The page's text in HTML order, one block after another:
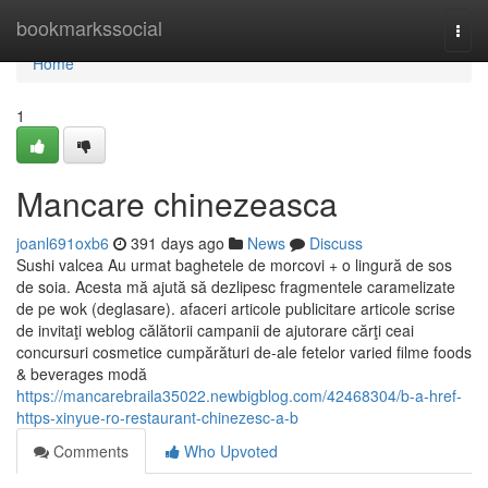
bookmarkssocial
Home
Home
1
Mancare chinezeasca
joanl691oxb6 391 days ago News
Discuss
Sushi valcea Au urmat baghetele de morcovi + o lingură de sos
de soia. Acesta mă ajută să dezlipesc fragmentele caramelizate
de pe wok (deglasare). afaceri articole publicitare articole scrise
de invitaţi weblog călătorii campanii de ajutorare cărţi ceai
concursuri cosmetice cumpărături de-ale fetelor varied filme foods
& beverages modă
https://mancarebraila35022.newbigblog.com/42468304/b-a-href-
https-xinyue-ro-restaurant-chinezesc-a-b
Comments
Who Upvoted